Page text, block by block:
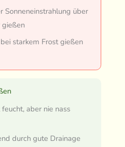
Sonneneinstrahlung über
starkem Frost gießen
aber nie nass
durch gute Drainage